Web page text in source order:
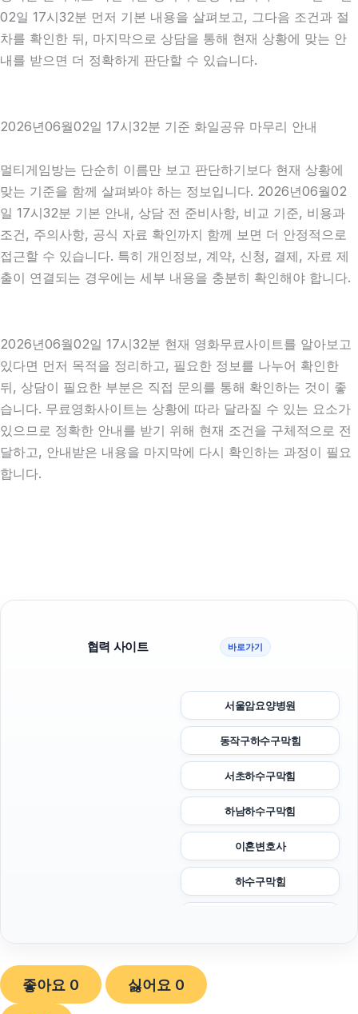
02일 17시32분 먼저 기본 내용을 살펴보고, 그다음 조건과 절
차를 확인한 뒤, 마지막으로 상담을 통해 현재 상황에 맞는 안
내를 받으면 더 정확하게 판단할 수 있습니다.
2026년06월02일 17시32분 기준 화일공유 마무리 안내
멀티게임방는 단순히 이름만 보고 판단하기보다 현재 상황에
맞는 기준을 함께 살펴봐야 하는 정보입니다. 2026년06월02
일 17시32분 기본 안내, 상담 전 준비사항, 비교 기준, 비용과
조건, 주의사항, 공식 자료 확인까지 함께 보면 더 안정적으로
접근할 수 있습니다. 특히 개인정보, 계약, 신청, 결제, 자료 제
출이 연결되는 경우에는 세부 내용을 충분히 확인해야 합니다.
2026년06월02일 17시32분 현재 영화무료사이트를 알아보고
있다면 먼저 목적을 정리하고, 필요한 정보를 나누어 확인한
뒤, 상담이 필요한 부분은 직접 문의를 통해 확인하는 것이 좋
습니다. 무료영화사이트는 상황에 따라 달라질 수 있는 요소가
있으므로 정확한 안내를 받기 위해 현재 조건을 구체적으로 전
달하고, 안내받은 내용을 마지막에 다시 확인하는 과정이 필요
합니다.
협력 사이트 바로가기
서울암요양병원
동작구하수구막힘
서초하수구막힘
하남하수구막힘
이혼변호사
하수구막힘
좋아요 0 싫어요 0